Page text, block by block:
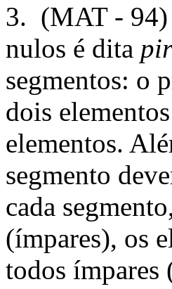
3. (MAT - 94)
nulos é dita
segmentos: o
dois
elementos.
segmento
cada
(ímpares), os
todos ímpares